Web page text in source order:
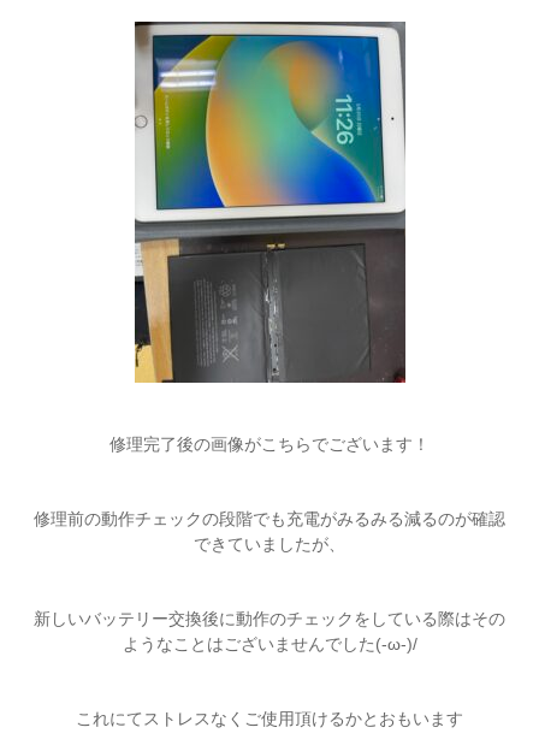
修理完了後の画像がこちらでございます！
修理前の動作チェックの段階でも充電がみるみる減るのが確認
できていましたが、
新しいバッテリー交換後に動作のチェックをしている際はその
ようなことはございませんでした(-ω-)/
これにてストレスなくご使用頂けるかとおもいます